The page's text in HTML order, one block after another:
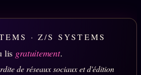
· Z/S SYSTEMS
lis gratuitement.
de réseaux sociaux et d'édition